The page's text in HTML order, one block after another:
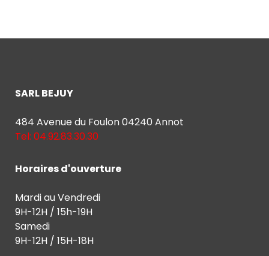
SARL BEJUY
484 Avenue du Foulon 04240 Annot
Tel: 04.92.83.30.30
Horaires d'ouverture
Mardi au Vendredi
9H-12H / 15h-19H
Samedi
9H-12H / 15H-18H